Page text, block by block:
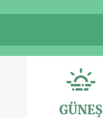
GÜNEŞ